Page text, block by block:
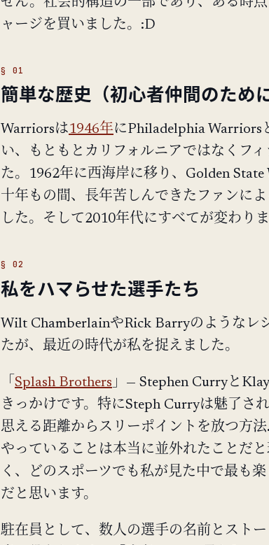
ャージを買いました。:D
簡単な歴史（初心者仲間のために
Warriorsは1946年にPhiladelphia Warriors
い、もともとカリフォルニアではなくフ
た。1962年に西海岸に移り、Golden
十年もの間、長年苦しんできたファンに
した。そして2010年代にすべてが変わりま
私をハマらせた選手たち
Wilt ChamberlainやRick Barryのようなレ
たが、最近の時代が私を捉えました。
「 Splash Brothers 」— Stephen Curryと
きっかけです。特にSteph Curryは魅了さ
思える距離からスリーポイントを放つ方
やっていることは本当に並外れたことだ
く、どのスポーツでも私が見た中で最も
だと思います。
駐在員として、数人の選手の名前とスト